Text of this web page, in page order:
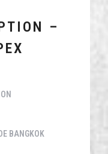
–
BANGKOK